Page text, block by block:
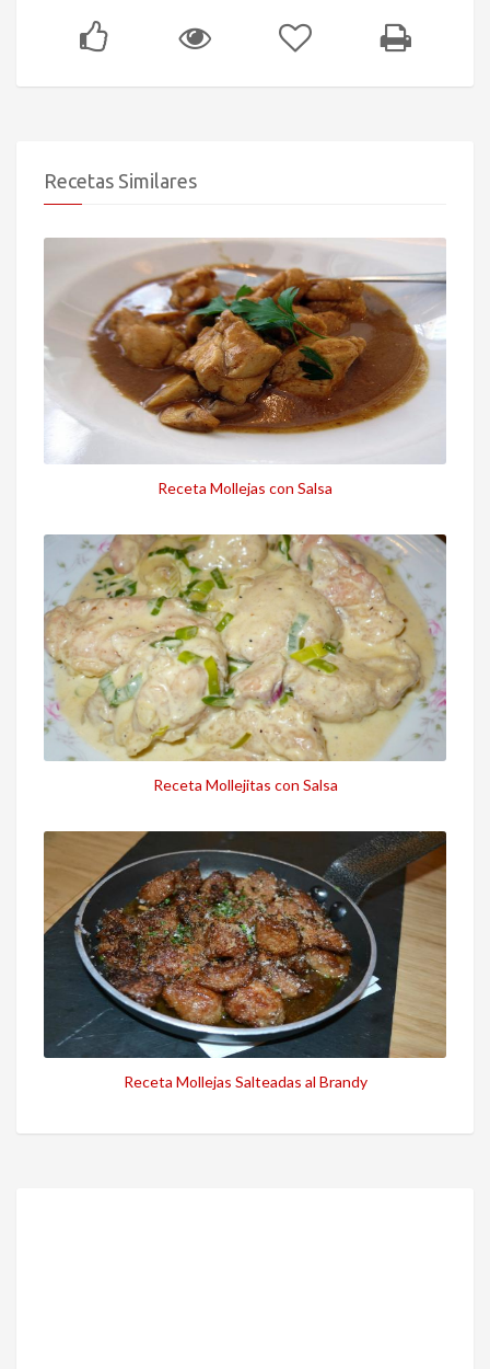
Recetas Similares
Receta Mollejas con Salsa
Receta Mollejitas con Salsa
Receta Mollejas Salteadas al Brandy